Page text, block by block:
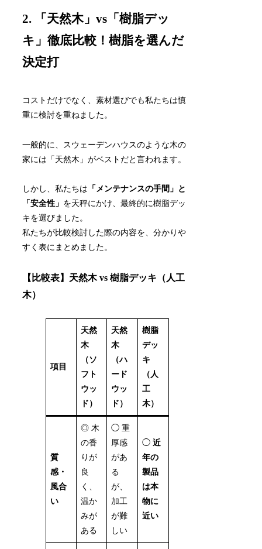
2. 「天然木」vs「樹脂デッ
キ」徹底比較！樹脂を選んだ
決定打
コストだけでなく、素材選びでも私たちは慎
重に検討を重ねました。
一般的に、スウェーデンハウスのような木の
家には「天然木」がベストだと言われます。
しかし、私たちは 「メンテナンスの手間」と
「安全性」 を天秤にかけ、最終的に樹脂デッ
キを選びました。
私たちが比較検討した際の内容を、分かりや
すく表にまとめました。
【比較表】天然木 vs 樹脂デッキ（人工
木）
項目
天然
木
（ソ
フト
ウッ
ド）
天然
木
（ハ
ード
ウッ
ド）
樹脂
デッ
キ
（人
工
木）
質
感・
風合
い
◎ 木
の香
りが
良
く、
温か
みが
ある
◯ 重
厚感
があ
る
が、
加工
が難
しい
◯近
年の
製品
は本
物に
近い